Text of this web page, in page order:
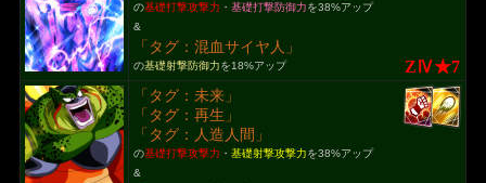
の基礎打撃攻撃力 ・ 基礎打撃防御力を38%アップ
&
「タグ：混血サイヤ人」
の基礎射撃防御力を18%アップ ZⅣ★7
「タグ：未来」
「タグ：再生」
「タグ：人造人間」
の基礎打撃攻撃力 ・ 基礎射撃攻撃力を38%アップ
&